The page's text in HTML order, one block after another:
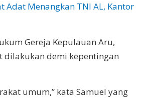
Menangkan TNI AL, Kantor
Gereja Kepulauan Aru,
dilakukan demi kepentingan
umum,” kata Samuel yang